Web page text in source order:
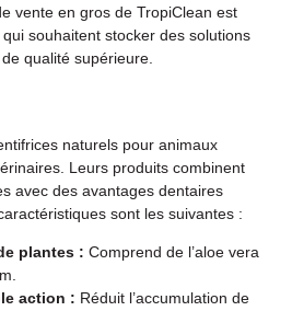
vente en gros de TropiClean est
souhaitent stocker des solutions
qualité supérieure.
naturels pour animaux
Leurs produits combinent
avec des avantages dentaires
sont les suivantes :
plantes : Comprend de l’aloe vera
action : Réduit l’accumulation de